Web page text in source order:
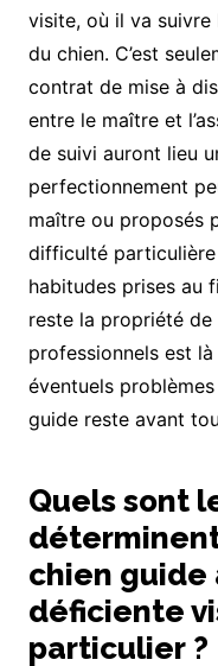
visite, où il va suivre
du chien. C’est
contrat de mise à
entre le maître et
de suivi auront lieu
perfectionnement
maître ou proposés
difficulté
habitudes prises au
reste la propriété de
professionnels est
éventuels
guide reste avant
Quels sont
déterminent
chien guide
déficiente
particulier ?